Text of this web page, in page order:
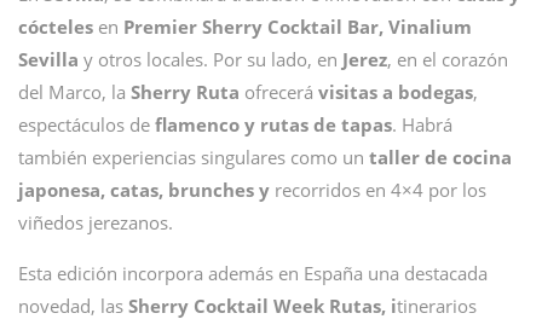
cócteles en Premier Sherry Cocktail Bar, Vinalium
Sevilla y otros locales. Por su lado, en Jerez, en el corazón
del Marco, la Sherry Ruta ofrecerá visitas a bodegas,
espectáculos de flamenco y rutas de tapas. Habrá
también experiencias singulares como un taller de cocina
japonesa, catas, brunches y recorridos en 4×4 por los
viñedos jerezanos.
Esta edición incorpora además en España una destacada
novedad, las Sherry Cocktail Week Rutas, itinerarios